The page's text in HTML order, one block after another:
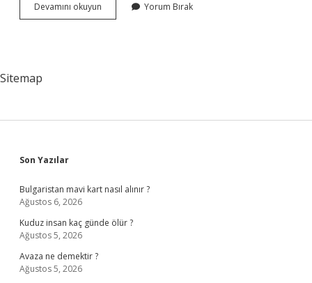
Devamını okuyun
Kıtlığı
Yorum Bırak
Sitemap
Sidebar
Son Yazılar
Bulgaristan mavi kart nasıl alınır ?
Ağustos 6, 2026
Kuduz insan kaç günde ölür ?
Ağustos 5, 2026
Avaza ne demektir ?
Ağustos 5, 2026